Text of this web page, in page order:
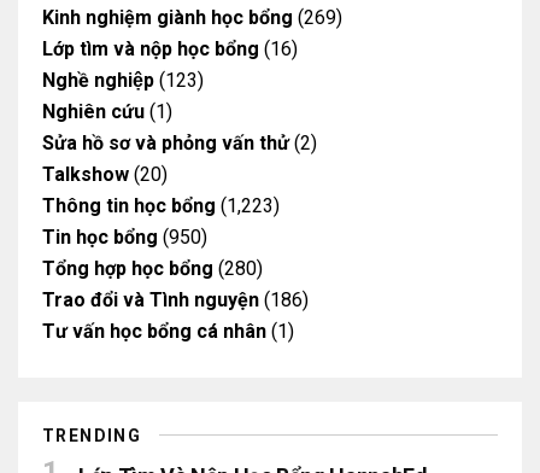
Kinh nghiệm giành học bổng (269)
Lớp tìm và nộp học bổng (16)
Nghề nghiệp (123)
Nghiên cứu (1)
Sửa hồ sơ và phỏng vấn thử(2)
Talkshow (20)
Thông tin học bổng (1,223)
Tin học bổng (950)
Tổng hợp học bổng (280)
Trao đổi và Tình nguyện (186)
Tư vấn học bổng cá nhân (1)
TRENDING